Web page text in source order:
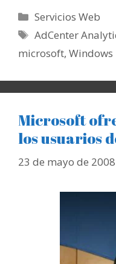
Categorías
Servicios Web
Etiquetas
AdCenter
microsoft, Windows
Microsoft
los usuarios
23 de mayo de 2008